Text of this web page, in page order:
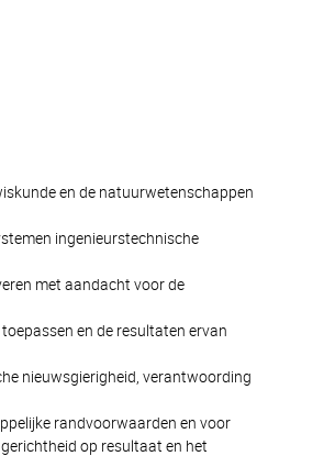
en de natuurwetenschappen
ingenieurstechnische
met aandacht voor de
en de resultaten ervan
nieuwsgierigheid, verantwoording
randvoorwaarden en voor
op resultaat en het